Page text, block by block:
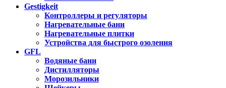
Gestigkeit
Контроллеры и регуляторы
Нагревательные бани
Нагревательные плитки
Устройства для быстрого озоления
GFL
Водяные бани
Дистилляторы
Морозильники